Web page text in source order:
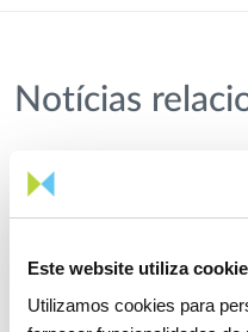
Este website utiliza
Utilizamos cookies para
Notícias